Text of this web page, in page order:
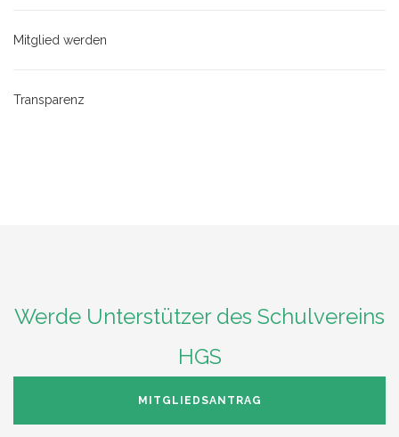
Mitglied werden
Transparenz
Werde Unterstützer des Schulvereins
HGS
MITGLIEDSANTRAG